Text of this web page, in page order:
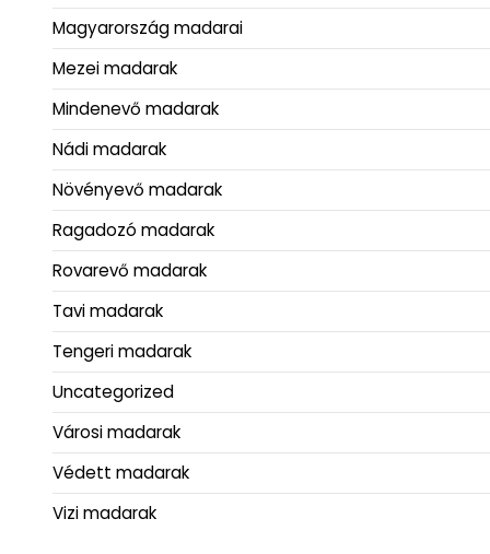
Magyarország madarai
Mezei madarak
Mindenevő madarak
Nádi madarak
Növényevő madarak
Ragadozó madarak
Rovarevő madarak
Tavi madarak
Tengeri madarak
Uncategorized
Városi madarak
Védett madarak
Vizi madarak